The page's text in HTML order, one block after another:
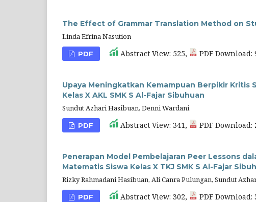
The Effect of Grammar Translation Method on
Linda Efrina Nasution
PDF Abstract View: 525, PDF Download:
Upaya Meningkatkan Kemampuan Berpikir Kritis
Kelas X AKL SMK S Al-Fajar Sibuhuan
Sundut Azhari Hasibuan, Denni Wardani
PDF Abstract View: 341, PDF Download:
Penerapan Model Pembelajaran Peer Lessons
Matematis Siswa Kelas X TKJ SMK S Al-Fajar
Rizky Rahmadani Hasibuan, Ali Canra Pulungan, Sundut
PDF Abstract View: 302, PDF Download: